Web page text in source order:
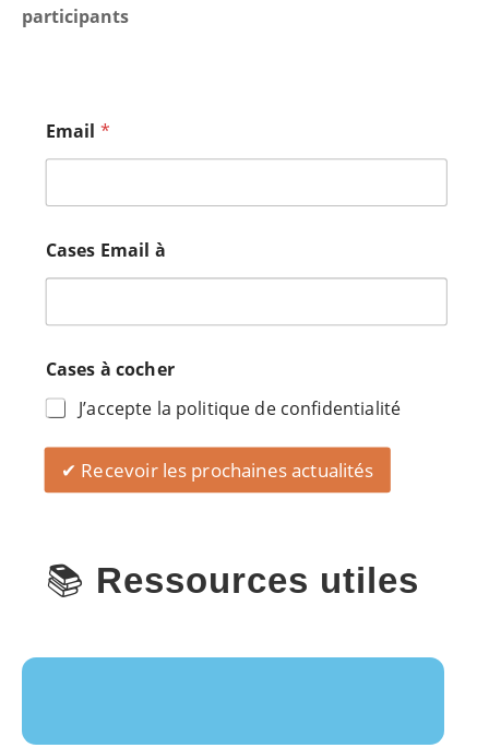
participants
Email *
Cases Email à
Cases à cocher
J’accepte la politique de confidentialité
✔ Recevoir les prochaines actualités
📚 Ressources utiles